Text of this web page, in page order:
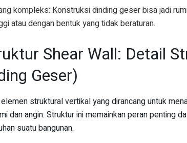
kompleks: Konstruksi dinding geser bisa jadi
atau dengan bentuk yang tidak beraturan.
Shear Wall: Detail
Geser)
struktural vertikal yang dirancang untuk
dan angin. Struktur ini memainkan peran penting
suatu bangunan.